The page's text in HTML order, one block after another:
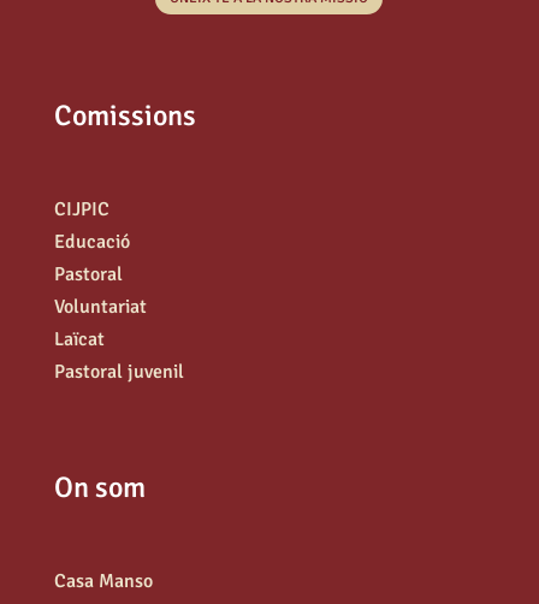
Comissions
CIJPIC
Educació
Pastoral
Voluntariat
Laïcat
Pastoral juvenil
On som
Casa Manso